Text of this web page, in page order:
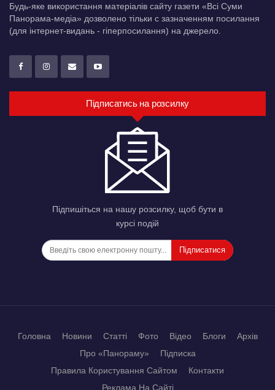
Будь-яке використання матеріалів сайту газети «Всі Суми
Панорама-медіа» дозволено тільки c зазначенням посилання
(для інтернет-видань - гіперпосилання) на джерело.
Підписатись на розсилку
Підпишіться на нашу розсилку, щоб бути в
курсі подій
Підписатися
Головна Новини Статті Фото Відео Блоги
Архів
Про «Панораму»
Підписка
Правила Користування Сайтом
Контакти
Реклама На Сайті